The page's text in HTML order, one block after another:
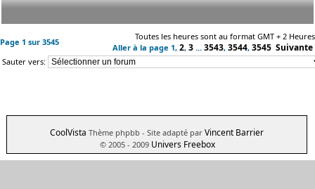
Page 1 sur 3545
Toutes les heures sont au format GMT + 2 Heures
Aller à la page 1, 2, 3 ... 3543, 3544, 3545 Suivante
Sauter vers:
CoolVista Thème phpbb - Site adapté par Vincent Barrier
© 2005 - 2009 Univers Freebox